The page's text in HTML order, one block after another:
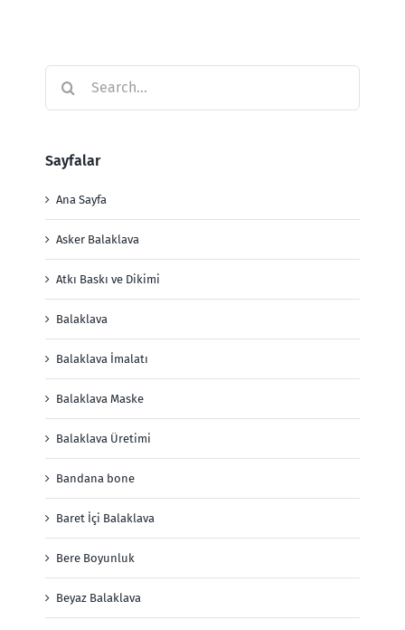
Sayfalar
Ana Sayfa
Asker Balaklava
Atkı Baskı ve Dikimi
Balaklava
Balaklava İmalatı
Balaklava Maske
Balaklava Üretimi
Bandana bone
Baret İçi Balaklava
Bere Boyunluk
Beyaz Balaklava